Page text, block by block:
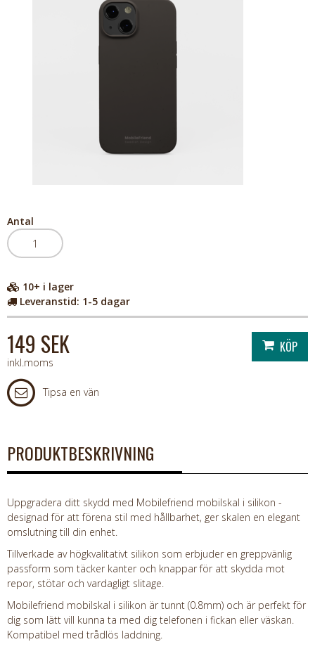
Antal
10+ i lager
Leveranstid: 1-5 dagar
149 SEK
inkl.moms
Tipsa en vän
PRODUKTBESKRIVNING
Uppgradera ditt skydd med Mobilefriend mobilskal i silikon -
designad för att förena stil med hållbarhet, ger skalen en elegant
omslutning till din enhet.
Tillverkade av högkvalitativt silikon som erbjuder en greppvänlig
passform som täcker kanter och knappar för att skydda mot
repor, stötar och vardagligt slitage.
Mobilefriend mobilskal i silikon är tunnt (0.8mm) och är perfekt för
dig som lätt vill kunna ta med dig telefonen i fickan eller väskan.
Kompatibel med trådlös laddning.